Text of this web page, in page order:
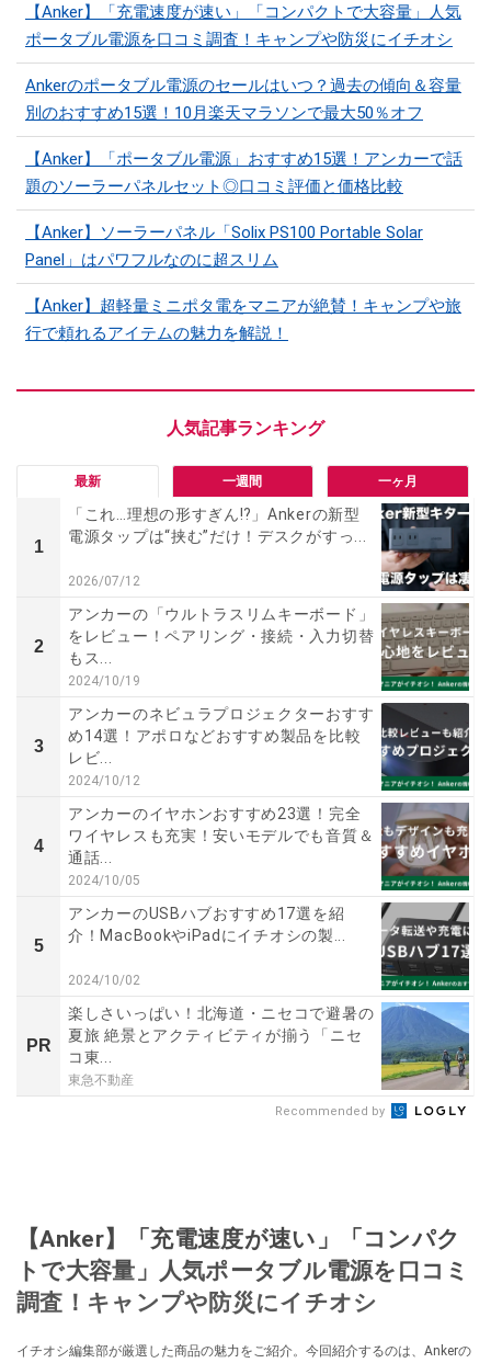
【Anker】「充電速度が速い」「コンパクトで大容量」人気
ポータブル電源を口コミ調査！キャンプや防災にイチオシ
Ankerのポータブル電源のセールはいつ？過去の傾向＆容量
別のおすすめ15選！10月楽天マラソンで最大50％オフ
【Anker】「ポータブル電源」おすすめ15選！アンカーで話
題のソーラーパネルセット◎口コミ評価と価格比較
【Anker】ソーラーパネル「Solix PS100 Portable Solar
Panel」はパワフルなのに超スリム
【Anker】超軽量ミニポタ電をマニアが絶賛！キャンプや旅
行で頼れるアイテムの魅力を解説！
最新 一週間 一ヶ月
1
「これ…理想の形すぎん⁉」Ankerの新型
電源タップは“挟む”だけ！デスクがすっ...
2026/07/12
2
アンカーの「ウルトラスリムキーボード」
をレビュー！ペアリング・接続・入力切替
もス...
2024/10/19
3
アンカーのネビュラプロジェクターおすす
め14選！アポロなどおすすめ製品を比較
レビ...
2024/10/12
4
アンカーのイヤホンおすすめ23選！完全
ワイヤレスも充実！安いモデルでも音質＆
通話...
2024/10/05
5
アンカーのUSBハブおすすめ17選を紹
介！MacBookやiPadにイチオシの製...
2024/10/02
PR
楽しさいっぱい！北海道・ニセコで避暑の
夏旅 絶景とアクティビティが揃う「ニセ
コ東...
東急不動産
Recommended by
【Anker】「充電速度が速い」「コンパク
トで大容量」人気ポータブル電源を口コミ
調査！キャンプや防災にイチオシ
イチオシ編集部が厳選した商品の魅力をご紹介。今回紹介するのは、Ankerの